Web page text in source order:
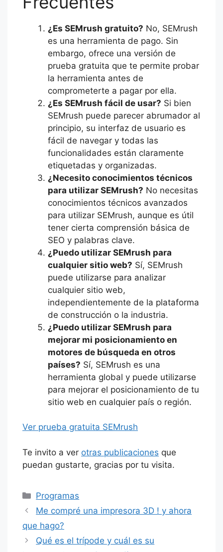
¿Es SEMrush gratuito? No, SEMrush
es una herramienta de pago. Sin
embargo, ofrece una versión de
prueba gratuita que te permite probar
la herramienta antes de
comprometerte a pagar por ella.
¿Es SEMrush fácil de usar? Si bien
SEMrush puede parecer abrumador al
principio, su interfaz de usuario es
fácil de navegar y todas las
funcionalidades están claramente
etiquetadas y organizadas.
¿Necesito conocimientos técnicos
para utilizar SEMrush? No necesitas
conocimientos técnicos avanzados
para utilizar SEMrush, aunque es útil
tener cierta comprensión básica de
SEO y palabras clave.
¿Puedo utilizar SEMrush para
cualquier sitio web? Sí, SEMrush
puede utilizarse para analizar
cualquier sitio web,
independientemente de la plataforma
de construcción o la industria.
¿Puedo utilizar SEMrush para
mejorar mi posicionamiento en
motores de búsqueda en otros
países? Sí, SEMrush es una
herramienta global y puede utilizarse
para mejorar el posicionamiento de tu
sitio web en cualquier país o región.
Ver prueba gratuita SEMrush
Te invito a ver otras publicaciones que
puedan gustarte, gracias por tu visita.
Categorías
Programas
Me compré una impresora 3D ! y ahora
que hago?
Qué es el trípode y cuál es su